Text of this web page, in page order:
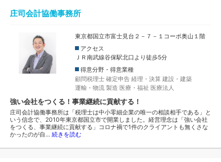
庄司会計協働事務所
東京都国立市富士見台２－７－１コーポ奥山１階
アクセス
ＪＲ南武線谷保駅北口より徒歩5分
得意分野・得意業種
顧問税理士 確定申告 経理・決算 建設・建築
運輸・物流 製造 医療・福祉 医療法人
強い会社をつくる！事業継続に貢献する！
庄司会計協働事務所は「税理士は中小零細企業の唯一の相談相手である」と
いう信念で、2010年東京都国立市で開業しました。経営理念は「強い会社
をつくる、事業継続に貢献する」コロナ禍で1件のクライアントも無くさな
かったのが自… 続きを読む